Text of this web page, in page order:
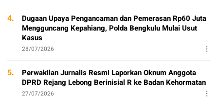
4.
Dugaan Upaya Pengancaman dan Pemerasan Rp60 Juta
Mengguncang Kepahiang, Polda Bengkulu Mulai Usut
Kasus
28/07/2026
5.
Perwakilan Jurnalis Resmi Laporkan Oknum Anggota
DPRD Rejang Lebong Berinisial R ke Badan Kehormatan
27/07/2026